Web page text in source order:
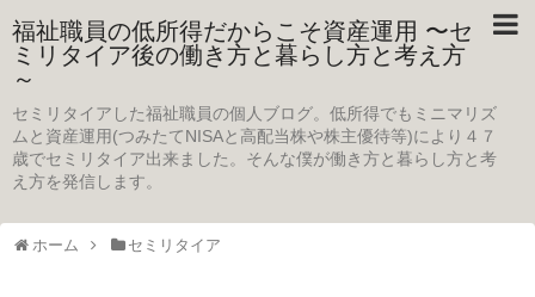
福祉職員の低所得だからこそ資産運用 〜セ
ミリタイア後の働き方と暮らし方と考え方
～
セミリタイアした福祉職員の個人ブログ。低所得でもミニマリズ
ムと資産運用(つみたてNISAと高配当株や株主優待等)により４７
歳でセミリタイア出来ました。そんな僕が働き方と暮らし方と考
え方を発信します。
ホーム セミリタイア